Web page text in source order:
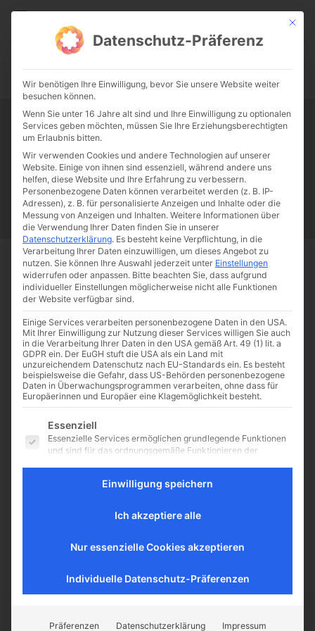
CATHWALK.DE
0:00 -:--
Tag:Charly Hübner
Papst Franziskus Ehe Sex Liebe Familie
Katholizismus
Franziskus
50 Jahre Humanae vitae Katholische Kirche
Neuer Kinofilm über Stefan
Zweig
Drehbuchautorin Maria Schrader
zum neuen Film: "Vor der
im Februar 1934, nachdem der
Start Schlagworte Charly Hübner
Mit
Datenschutz-Präferenz
Wir benötigen Ihre Einwilligung, bevor Sie unsere Website weiter
besuchen können.
Wenn Sie unter 16 Jahre alt sind und Ihre Einwilligung zu optionalen
Services geben möchten, müssen Sie Ihre Erziehungsberechtigten
um Erlaubnis bitten.
Wir verwenden Cookies und andere Technologien auf unserer
Website. Einige von ihnen sind essenziell, während andere uns
helfen, diese Website und Ihre Erfahrung zu verbessern.
Personenbezogene Daten können verarbeitet werden (z. B. IP-
Adressen), z. B. für personalisierte Anzeigen und Inhalte oder die
Messung von Anzeigen und Inhalten. Weitere Informationen über
die Verwendung Ihrer Daten finden Sie in unserer
Datenschutzerklärung. Es besteht keine Verpflichtung, in die
Verarbeitung Ihrer Daten einzuwilligen, um dieses Angebot zu
nutzen. Sie können Ihre Auswahl jederzeit unter Einstellungen
widerrufen oder anpassen. Bitte beachten Sie, dass aufgrund
individueller Einstellungen möglicherweise nicht alle Funktionen
der Website verfügbar sind.
Einige Services verarbeiten personenbezogene Daten in den USA.
Mit Ihrer Einwilligung zur Nutzung dieser Services willigen Sie auch
in die Verarbeitung Ihrer Daten in den USA gemäß Art. 49 (1) lit. a
GDPR ein. Der EuGH stuft die USA als ein Land mit
unzureichendem Datenschutz nach EU-Standards ein. Es besteht
beispielsweise die Gefahr, dass US-Behörden personenbezogene
Daten in Überwachungsprogrammen verarbeiten, ohne dass für
Europäerinnen und Europäer eine Klagemöglichkeit besteht.
Es folgt eine Liste der Service-Gruppen, für die eine
Essenziell
Essenzielle Services ermöglichen grundlegende Funktionen
und sind für das ordnungsgemäße Funktionieren der
Website umgehen.
Inhalte von Videoplattformen und Social-Media-Plattformen
akzeptiert werden, ist für den Zugriff auf diese Inhalte keine
Einwilligung speichern
Ich akzeptiere alle
Nur essenzielle Cookies akzeptieren
Individuelle Datenschutz-Präferenzen
Präferenzen Datenschutzerklärung Impressum